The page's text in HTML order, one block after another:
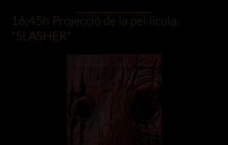
16:45h Projecció de la pel·lícula:
"SLASHER"